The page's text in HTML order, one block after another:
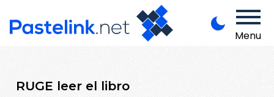
Menu
RUGE leer el libro